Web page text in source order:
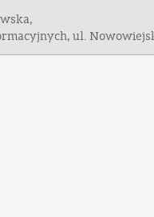
ul.